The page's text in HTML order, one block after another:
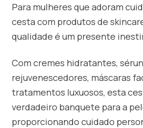
Para mulheres que adoram
cesta com produtos de
qualidade é um presente
Com cremes hidratantes,
rejuvenescedores, máscaras
tratamentos luxuosos, esta
verdadeiro banquete para a
proporcionando cuidado